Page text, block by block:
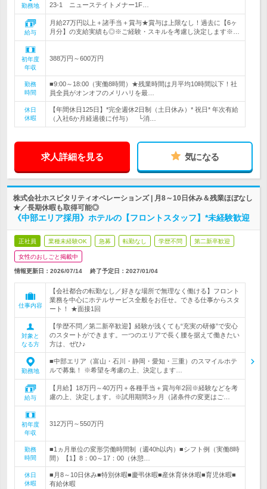
勤務地
23-1 ニューステイトメナー1F…
給与
月給27万円以上＋諸手当＋賞与★賞与は上限なし！過去に【6ヶ
月分】の支給実績も◎※ご経験・スキルを考慮し決定します※…
初年度
年収
388万円～600万円
勤務
時間
■9:00～18:00（実働8時間）★残業時間は月平均10時間以下！社
員全員がオンオフのメリハリを最…
休日
休暇
【年間休日125日】*完全週休2日制（土日休み）* 祝日* 年次有給
（入社6か月経過後に付与） └消…
求人詳細を見る 気になる
株式会社ホスピタリティオペレーションズ | 月8～10日休み＆残業ほぼなし
★／長期休暇も取得可能◎
《中部エリア採用》ホテルの【フロントスタッフ】*未経験歓迎
正社員 業種未経験OK 急募 転勤なし 学歴不問 第二新卒歓迎
女性のおしごと掲載中
情報更新日：2026/07/14 終了予定日： 2027/01/04
仕事内容
【会社都合の転勤なし／好きな場所で無理なく働ける】フロント
業務を中心にホテルサービス全般をお任せ。できる仕事からスタ
ート！ ★面接1回
対象と
なる方
【学歴不問／第二新卒歓迎】経験が浅くても“充実の研修”で安心
のスタートができます。一つのエリアで長く腰を据えて働きたい
方は、ぜひ♪
勤務地
■中部エリア（富山・石川・静岡・愛知・三重）のスマイルホテ
ルで募集！ ※希望を考慮の上、決定します…
給与
【月給】18万円～40万円＋各種手当＋賞与年2回※経験などを考
慮の上、決定します。※試用期間3ヶ月（諸条件の変更はご…
初年度
年収
312万円～550万円
勤務
時間
■1ヵ月単位の変形労働時間制（週40h以内）■シフト例（実働8時
間）【1】8：00～17：00（休憩…
休日
休暇
■月8～10日休み■特別休暇■慶弔休暇■産休育休休暇■育児休暇■
有給休暇